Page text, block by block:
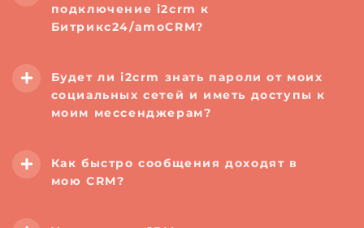
подключение i2crm к
Битрикс24/amoCRM?
Будет ли i2crm знать пароли от моих
социальных сетей и иметь доступы к
моим мессенджерам?
Как быстро сообщения доходят в
мою CRM?